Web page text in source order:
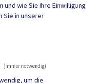
– 16:30 Uhr
wie Sie Ihre Einwilligung
Sie in unserer
(immer notwendig)
um die